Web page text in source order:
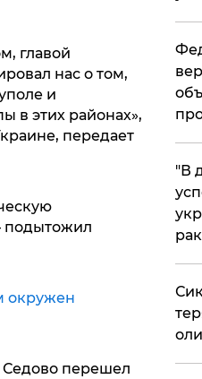
главой
нас о том,
и
в этих районах»,
передает
подытожил
окружен
Седово перешел
​"В